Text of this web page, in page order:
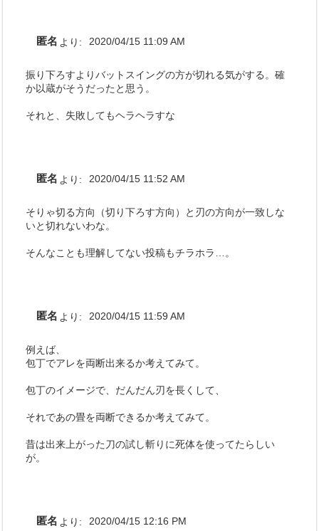
匿名 より: 2020/04/15 11:09 AM
振り下ろすよりバットスイングの方が切れる気がする。確
か以蔵がそうだったと思う。
それと、失敗してもヘラヘラすな
匿名 より: 2020/04/15 11:52 AM
そりゃ切る方向（切り下ろす方向）と刃の方向が一致しな
いと切れないわな。
そんなことも理解してない投稿もチラホラ…。
匿名 より: 2020/04/15 11:59 AM
例えば、
包丁でアレを両断出来るか考えてみて。
包丁のイメージで、だんだん刃を長くして、
それであの畳を両断できるか考えてみて。
昔は出来上がった刀の試し斬りに死体を使ってたらしい
が。
匿名 より: 2020/04/15 12:16 PM